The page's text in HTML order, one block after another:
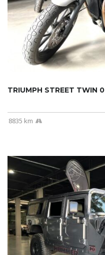
TRIUMPH STREET TWIN 0
8835 km